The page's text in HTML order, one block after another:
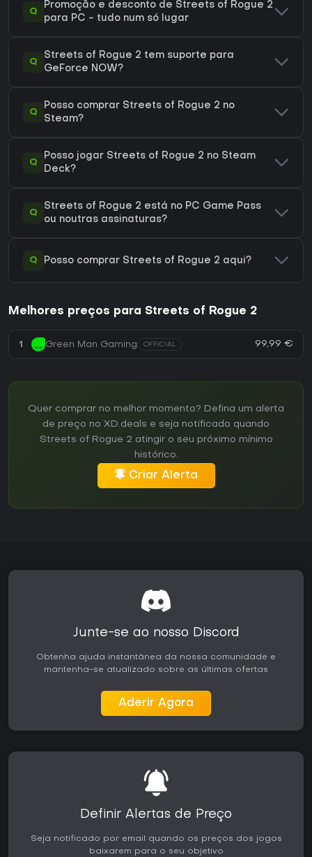
Q
Promoção e desconto de Streets of Rogue 2
para PC - tudo num só lugar
Q
Streets of Rogue 2 tem suporte para
GeForce NOW?
Q
Posso comprar Streets of Rogue 2 no
Steam?
Q
Posso jogar Streets of Rogue 2 no Steam
Deck?
Q
Streets of Rogue 2 está no PC Game Pass
ou noutras assinaturas?
Q Posso comprar Streets of Rogue 2 aqui?
Melhores preços para Streets of Rogue 2
1 Green Man Gaming OFFICIAL 99,99 €
Quer comprar no melhor momento? Defina um alerta
de preço no XD.deals e seja notificado quando
Streets of Rogue 2 atingir o seu próximo mínimo
histórico.
Criar Alerta
Junte-se ao nosso Discord
Obtenha ajuda instantânea da nossa comunidade e
mantenha-se atualizado sobre as últimas ofertas
Aderir Agora
Definir Alertas de Preço
Seja notificado por email quando os preços dos jogos
baixarem para o seu objetivo